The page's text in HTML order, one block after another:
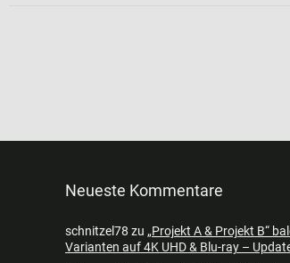
Neueste Kommentare
schnitzel78 zu „Projekt A & Projekt B“
Varianten auf 4K UHD & Blu-ray –